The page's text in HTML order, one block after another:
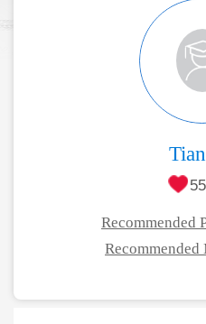
55
Recommended